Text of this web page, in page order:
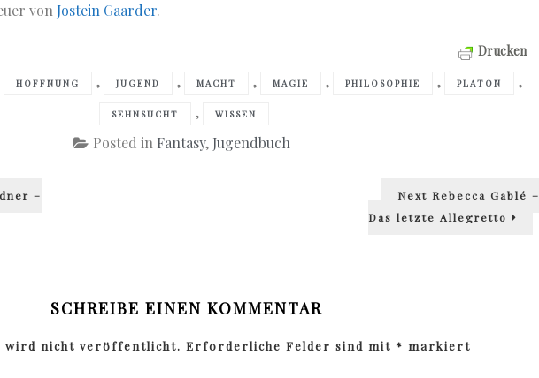
von Jostein Gaarder.
Drucken
HOFFNUNG , JUGEND , MACHT , MAGIE , PHILOSOPHIE , PLATON ,
SEHNSUCHT , WISSEN
Posted in Fantasy, Jugendbuch
–
Next Next
Rebecca Gablé –
Das letzte Allegretto
SCHREIBE EINEN KOMMENTAR
wird nicht veröffentlicht. Erforderliche Felder sind mit * markiert